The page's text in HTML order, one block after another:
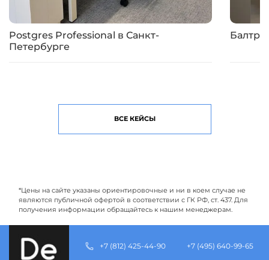
Postgres Professional в Санкт-
Петербурге
ВСЕ КЕЙСЫ
*Цены на сайте указаны ориентировочные и ни в коем случае не
являются публичной офертой в соответствии с ГК РФ, ст. 437. Для
получения информации обращайтесь к нашим менеджерам.
+7 (812) 425-44-90 +7 (495) 640-99-65